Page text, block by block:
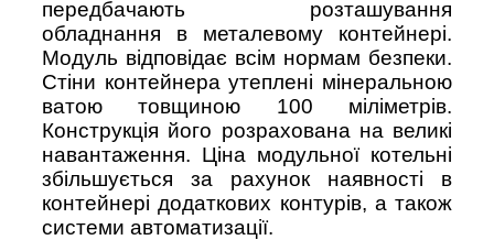
передбачають розташування
обладнання в металевому контейнері.
Модуль відповідає всім нормам безпеки.
Стіни контейнера утеплені мінеральною
ватою товщиною 100 міліметрів.
Конструкція його розрахована на великі
навантаження. Ціна модульної котельні
збільшується за рахунок наявності в
контейнері додаткових контурів, а також
системи автоматизації.